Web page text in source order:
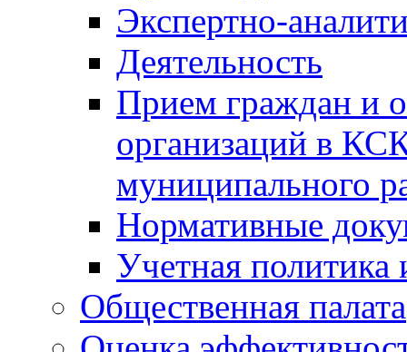
Экспертно-
Деятельность
Прием граждан и
организаций в
муниципального
Нормативные
Учетная политика
Общественная палата